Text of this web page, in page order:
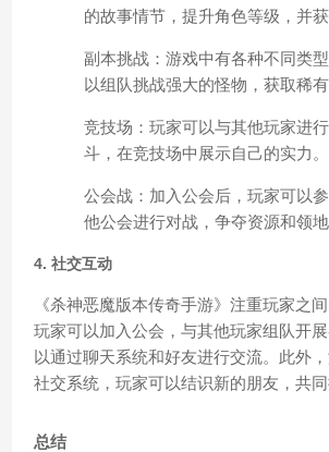
的故事情节，提升角色等级，并获
副本挑战：游戏中有各种不同类
以组队挑战强大的怪物，获取稀有
竞技场：玩家可以与其他玩家进
斗，在竞技场中展示自己的实力。
公会战：加入公会后，玩家可以
他公会进行对战，争夺资源和领地
4. 社交互动
《杀神恶魔版本传奇手游》注重玩家之
玩家可以加入公会，与其他玩家组队开
以通过聊天系统和好友进行交流。此外
社交系统，玩家可以结识新的朋友，共同
总结